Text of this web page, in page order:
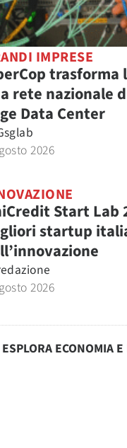
IMPRESE
trasforma
rete nazionale
Data Center
2026
Start Lab
startup
2026
ESPLORA ECONOMIA